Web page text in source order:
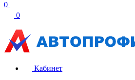
0
0
Кабинет